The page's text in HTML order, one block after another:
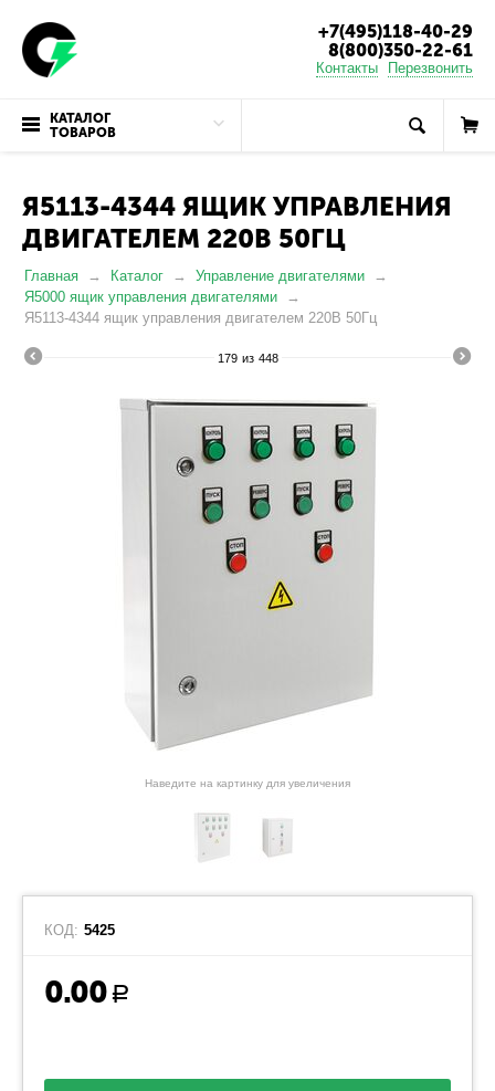
+7(495)118-40-29
8(800)350-22-61
Контакты Перезвонить
КАТАЛОГ
ТОВАРОВ
Я5113-4344 ЯЩИК УПРАВЛЕНИЯ
ДВИГАТЕЛЕМ 220В 50ГЦ
Главная Каталог
Управление двигателями
Я5000 ящик управления двигателями
Я5113-4344 ящик управления двигателем 220В 50Гц
179 из 448
Наведите на картинку для увеличения
КОД: 5425
0.00 Р